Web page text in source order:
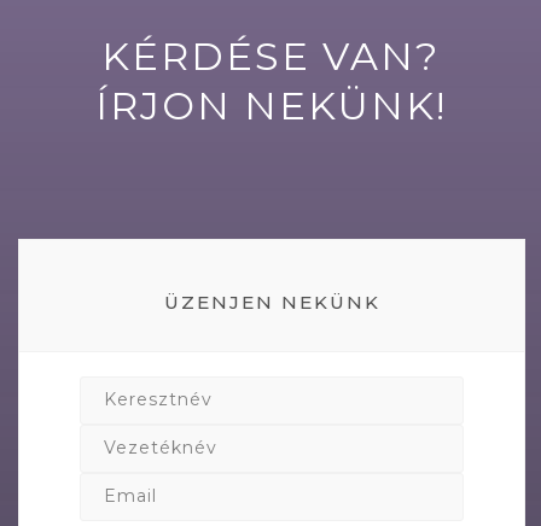
KÉRDÉSE VAN?
ÍRJON NEKÜNK!
ÜZENJEN NEKÜNK
Keresztnév
Vezetéknév
Email